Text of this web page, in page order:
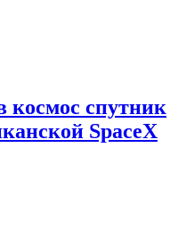
космос спутник
SpaceX